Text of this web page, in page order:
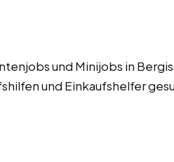
und Minijobs in
und Einkaufshelfer